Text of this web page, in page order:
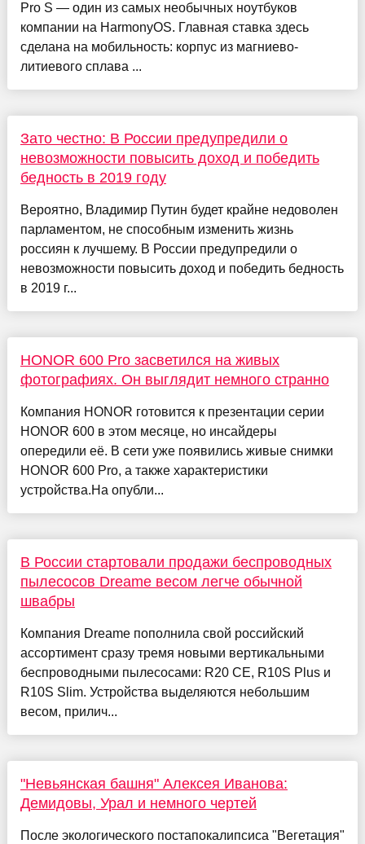
Pro S — один из самых необычных ноутбуков
компании на HarmonyOS. Главная ставка здесь
сделана на мобильность: корпус из магниево-
литиевого сплава ...
Зато честно: В России предупредили о
невозможности повысить доход и победить
бедность в 2019 году
Вероятно, Владимир Путин будет крайне недоволен
парламентом, не способным изменить жизнь
россиян к лучшему. В России предупредили о
невозможности повысить доход и победить бедность
в 2019 г...
HONOR 600 Pro засветился на живых
фотографиях. Он выглядит немного странно
Компания HONOR готовится к презентации серии
HONOR 600 в этом месяце, но инсайдеры
опередили её. В сети уже появились живые снимки
HONOR 600 Pro, а также характеристики
устройства.На опубли...
В России стартовали продажи беспроводных
пылесосов Dreame весом легче обычной
швабры
Компания Dreame пополнила свой российский
ассортимент сразу тремя новыми вертикальными
беспроводными пылесосами: R20 CE, R10S Plus и
R10S Slim. Устройства выделяются небольшим
весом, прилич...
"Невьянская башня" Алексея Иванова:
Демидовы, Урал и немного чертей
После экологического постапокалипсиса "Вегетация"